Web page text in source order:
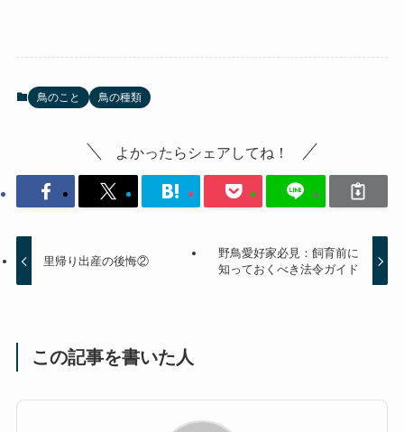
鳥のこと 鳥の種類
よかったらシェアしてね！
里帰り出産の後悔②
野鳥愛好家必見：飼育前に
知っておくべき法令ガイド
この記事を書いた人